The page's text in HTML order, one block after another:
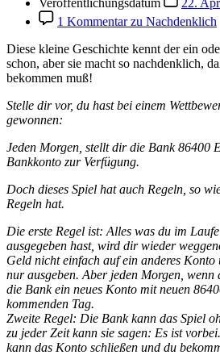
1 Kommentarzu Nachdenklich
Diese kleine Geschichte kennt der ein
schon, aber sie macht so nachdenklich,
bekommen muß!
Stelle dir vor, du hast bei einem
gewonnen:
Jeden Morgen, stellt dir die Bank 86400
Bankkonto zur Verfügung.
Doch dieses Spiel hat auch Regeln, so
Regeln hat.
Die erste Regel ist: Alles was du im
ausgegeben hast, wird dir wieder
Geld nicht einfach auf ein anderes Konto
nur ausgeben. Aber jeden Morgen,
die Bank ein neues Konto mit neuen
kommenden Tag.
Zweite Regel: Die Bank kann das Spiel
zu jeder Zeit kann sie sagen: Es ist
kann das Konto schließen und du